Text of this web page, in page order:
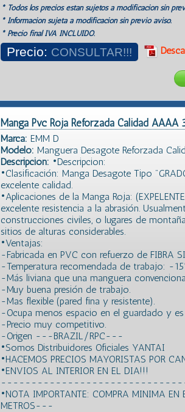
* Todos los precios estan sujetos a modificación sin
* Información sujeta a modificación sin previo aviso.
* Precio final IVA INCLUIDO.
Precio: CONSULTAR!!!
Manga Pvc Roja Reforzada Calidad AAAA
Marca: EMM D
Modelo: Manguera Desagote Reforzada
Descripción: •Descripcion:
•Clasificación: Manga Desagote Tipo
excelente calidad.
•Aplicaciones de la Manga Roja:
excelente resistencia a la abrasión.
construcciones civiles, o lugares de
sitios de alturas considerables.
•Ventajas:
-Fabricada en PVC con refuerzo de FIBRA
-Temperatura recomendada de trabajo: -
-Más liviana que una manguera
-Muy buena presión de trabajo.
-Mas flexible (pared fina y resistente).
-Ocupa menos espacio en el guardado y
-Precio muy competitivo.
-Origen ---BRAZIL/RPC---
•Somos Distribuidores Oficiales YANTAI
•HACEMOS PRECIOS MAYORISTAS POR
•ENVIOS AL INTERIOR EN EL DIA!!!
•NOTA IMPORTANTE: COMPRA MINIMA
METROS---